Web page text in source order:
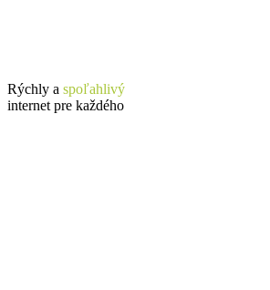
Rýchly a spoľahlivý
internet pre každého